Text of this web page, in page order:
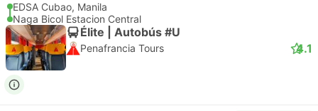
EDSA Cubao, Manila
Naga Bicol Estacion Central
Élite | Autobús #U
Penafrancia Tours 4.1